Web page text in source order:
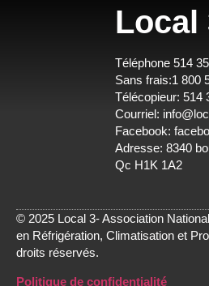
Local
Téléphone 514
Sans frais:1 800
Télécopieur: 514
Courriel:
Facebook:
Adresse: 8340
Qc H1K 1A2
© 2025 Local 3- Association
en Réfrigération, Climatisation et
droits réservés.
Politique de confidentialité